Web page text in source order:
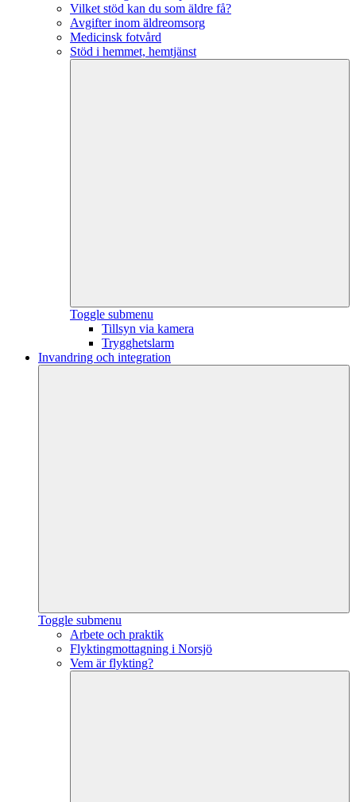
Vilket stöd kan du som äldre få?
Avgifter inom äldreomsorg
Medicinsk fotvård
Stöd i hemmet, hemtjänst
Toggle submenu
Tillsyn via kamera
Trygghetslarm
Invandring och integration
Toggle submenu
Arbete och praktik
Flyktingmottagning i Norsjö
Vem är flykting?